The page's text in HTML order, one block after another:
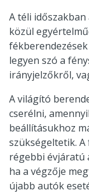
A téli
közül
legyen szó a
irányjelzőkről,
A világító
cserélni,
beállításukhoz
szükségeltetik.
régebbi évjáratú
ha a végzője
újabb autók